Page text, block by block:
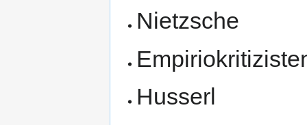
Nietzsche
Husserl